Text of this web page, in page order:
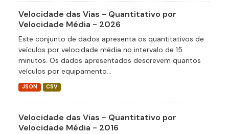
Velocidade das Vias - Quantitativo por
Velocidade Média - 2026
Este conjunto de dados apresenta os quantitativos de
veículos por velocidade média no intervalo de 15
minutos. Os dados apresentados descrevem quantos
veículos por equipamento...
JSON CSV
Velocidade das Vias - Quantitativo por
Velocidade Média - 2016